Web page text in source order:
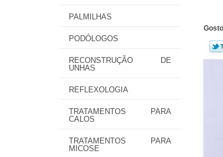
PALMILHAS
PODÓLOGOS
RECONSTRUÇÃO DE
UNHAS
REFLEXOLOGIA
TRATAMENTOS PARA
CALOS
TRATAMENTOS PARA
MICOSE